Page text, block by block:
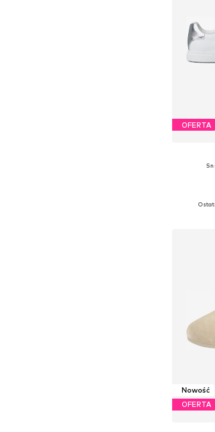
OFERTA
Dostępne
Nowość
OFERTA